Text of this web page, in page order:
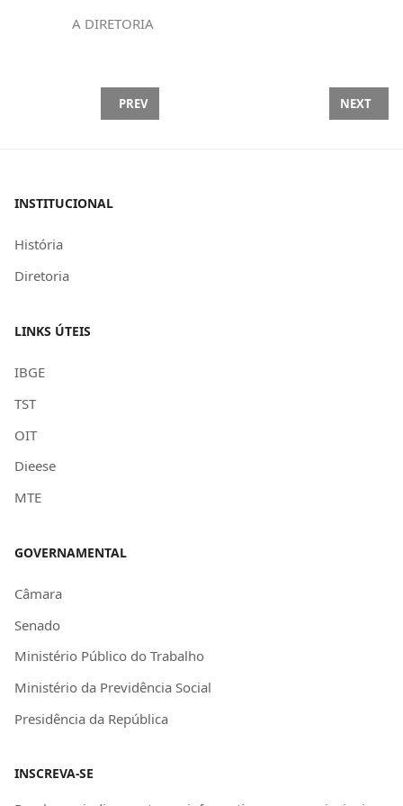
A DIRETORIA
PREVIOUS ARTICLE: CONFLITO NORMATIVO E
PREV NEXT
NEXT
INSTITUCIONAL
História
Diretoria
LINKS ÚTEIS
IBGE
TST
OIT
Dieese
MTE
GOVERNAMENTAL
Câmara
Senado
Ministério Público do Trabalho
Ministério da Previdência Social
Presidência da República
INSCREVA-SE